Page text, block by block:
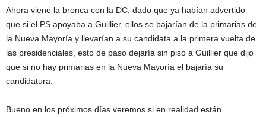
Ahora viene la bronca con la DC, dado que ya habían advertido
que si el PS apoyaba a Guillier, ellos se bajarían de la primarias de
la Nueva Mayoría y llevarían a su candidata a la primera vuelta de
las presidenciales, esto de paso dejaría sin piso a Guillier que dijo
que si no hay primarias en la Nueva Mayoría el bajaría su
candidatura.
Bueno en los próximos días veremos si en realidad están